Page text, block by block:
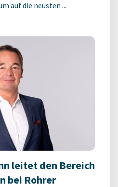
auf die neusten ...
leitet den Bereich
bei Rohrer